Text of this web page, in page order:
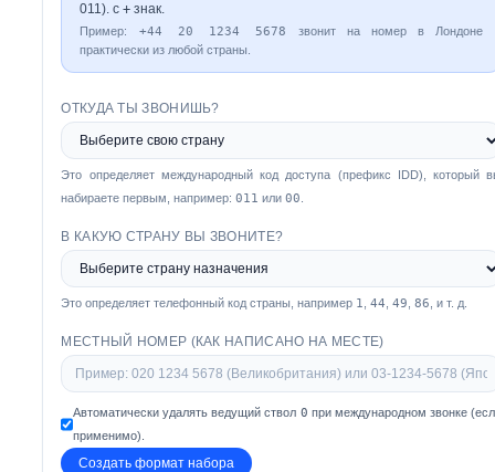
011). с+ знак.
Пример: +44 20 1234 5678
звонит на номер в Лондоне
практически из любой страны.
ОТКУДА ТЫ ЗВОНИШЬ?
Это определяет международный код доступа (префикс IDD), который
набираете первым, например:011 или00
В КАКУЮ СТРАНУ ВЫ ЗВОНИТЕ?
Это определяет телефонный код страны, например 1 ,44 ,49 ,86 , и т. д.
МЕСТНЫЙ НОМЕР (КАК НАПИСАНО НА МЕСТЕ)
Автоматически удалять ведущий ствол 0 при международном звонке
применимо).
Создать формат набора